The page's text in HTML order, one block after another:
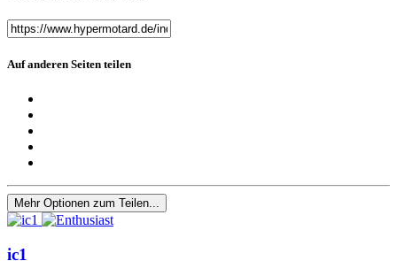
Auf anderen Seiten teilen
Mehr Optionen zum Teilen...
ic1